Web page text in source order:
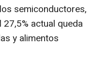
semiconductores,
actual queda
y alimentos